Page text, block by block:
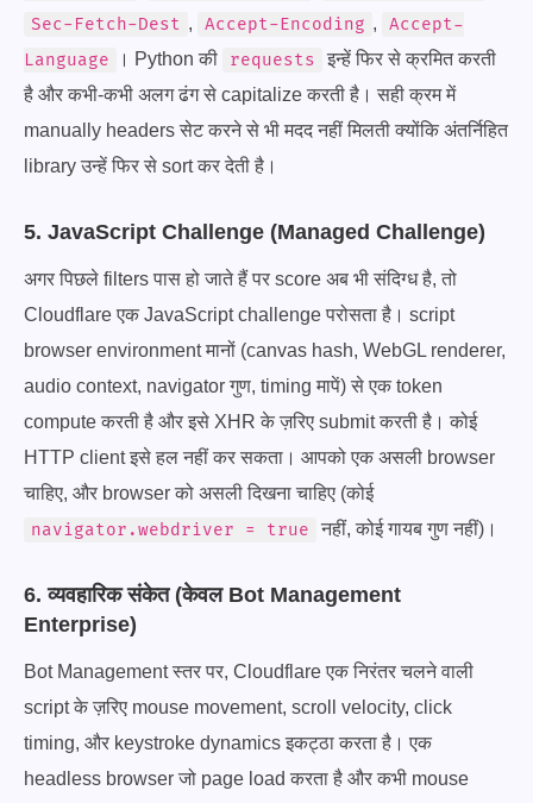
Sec-Fetch-Dest , Accept-Encoding ,
Accept-
Language
। Python की requests इन्हें फिर से क्रमित करती
है और कभी-कभी अलग ढंग से capitalize करती है। सही क्रम में
manually headers सेट करने से भी मदद नहीं मिलती क्योंकि अंतर्निहित
library उन्हें फिर से sort कर देती है।
5. JavaScript Challenge (Managed Challenge)
अगर पिछले filters पास हो जाते हैं पर score अब भी संदिग्ध है, तो
Cloudflare एक JavaScript challenge परोसता है। script
browser environment मानों (canvas hash, WebGL renderer,
audio context, navigator गुण, timing मापें) से एक token
compute करती है और इसे XHR के ज़रिए submit करती है। कोई
HTTP client इसे हल नहीं कर सकता। आपको एक असली browser
चाहिए, और browser को असली दिखना चाहिए (कोई
navigator.webdriver = true नहीं, कोई गायब गुण नहीं)।
6. व्यवहारिक संकेत (केवल Bot Management
Enterprise)
Bot Management स्तर पर, Cloudflare एक निरंतर चलने वाली
script के ज़रिए mouse movement, scroll velocity, click
timing, और keystroke dynamics इकट्ठा करता है। एक
headless browser जो page load करता है और कभी mouse